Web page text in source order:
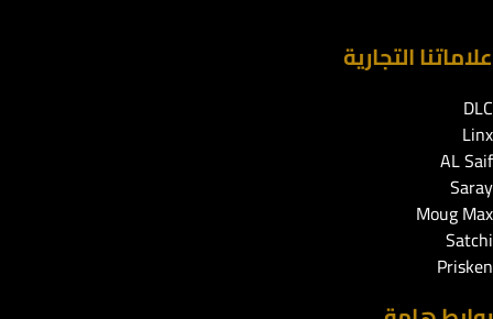
علاماتنا التجارية
DLC
Linx
AL Saif
Saray
Moug Max
Satchi
Prisken